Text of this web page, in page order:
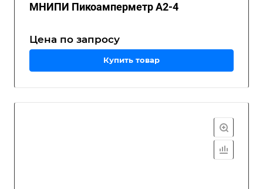
МНИПИ Пикоамперметр А2-4
Цена по запросу
Купить товар